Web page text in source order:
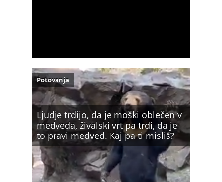
Ljudje trdijo, da je moški oblečen v
medveda, živalski vrt pa trdi, da je
to pravi medved. Kaj pa ti misliš?
Potovanja